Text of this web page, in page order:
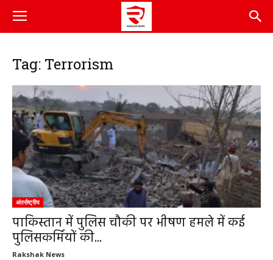
Tag: Terrorism
अंतर्राष्ट्रीय
पाकिस्तान में पुलिस चौकी पर भीषण हमले में कई
पुलिसकर्मियों की...
Rakshak News